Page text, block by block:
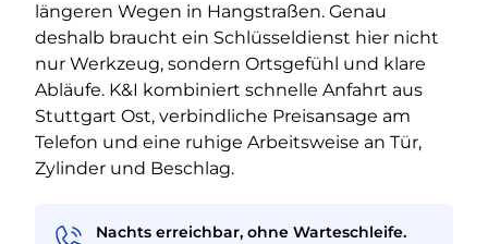
längeren Wegen in Hangstraßen. Genau
deshalb braucht ein Schlüsseldienst hier nicht
nur Werkzeug, sondern Ortsgefühl und klare
Abläufe. K&I kombiniert schnelle Anfahrt aus
Stuttgart Ost, verbindliche Preisansage am
Telefon und eine ruhige Arbeitsweise an Tür,
Zylinder und Beschlag.
Nachts erreichbar, ohne Warteschleife.